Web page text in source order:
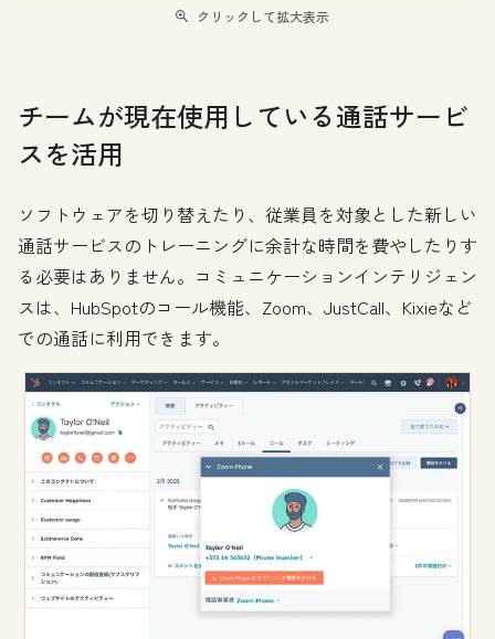
クリックして拡大表示
チームが現在使用している通話サービ
スを活用
ソフトウェアを切り替えたり、従業員を対象とした新しい
通話サービスのトレーニングに余計な時間を費やしたりす
る必要はありません。コミュニケーションインテリジェン
スは、HubSpotのコール機能、Zoom、JustCall、Kixieなど
での通話に利用できます。